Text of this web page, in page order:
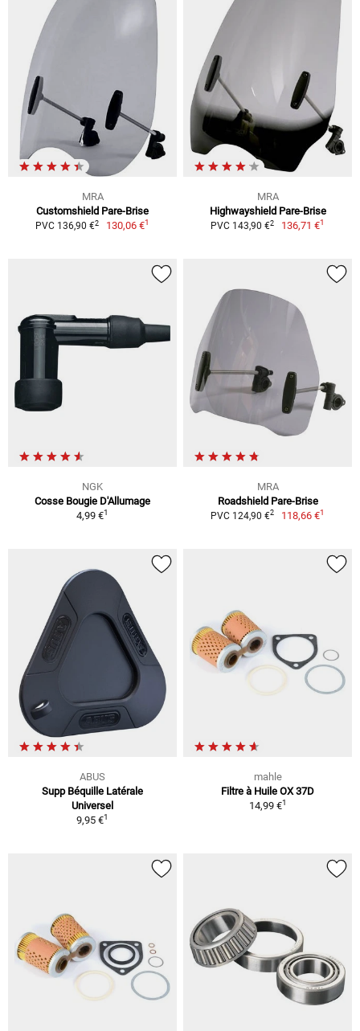
MRA
Customshield Pare-Brise
PVC 136,90 €2 130,06 €1
MRA
Highwayshield Pare-Brise
PVC 143,90 €2 136,71 €1
NGK
Cosse Bougie D'Allumage
4,99 €1
MRA
Roadshield Pare-Brise
PVC 124,90 €2 118,66 €1
ABUS
Supp Béquille Latérale
Universel
9,95 €1
mahle
Filtre à Huile OX 37D
14,99 €1